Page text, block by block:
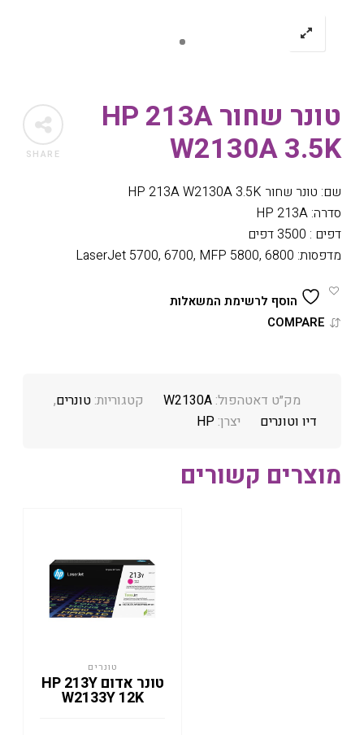
SHARE
טונר שחור HP 213A
W2130A 3.5K
שם: טונר שחור HP 213A W2130A 3.5K
סדרה: HP 213A
דפים : 3500 דפים
מדפסות: LaserJet 5700, 6700, MFP 5800, 6800
הוסף לרשימת המשאלות
COMPARE
מק״ט דאטהפול:W2130A קטגוריות:טונרים,
דיו וטונרים
יצרן:HP
מוצרים קשורים
טונרים
טונר אדום HP 213Y
W2133Y 12K